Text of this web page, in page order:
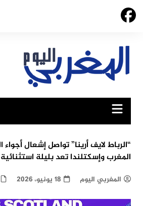
Skip
“الرباط لايف أرينا” تواصل إشعال أجواء
المغرب وإسكتلندا تعد بليلة استثنائية
المغربي اليوم 18 يونيو، 2026